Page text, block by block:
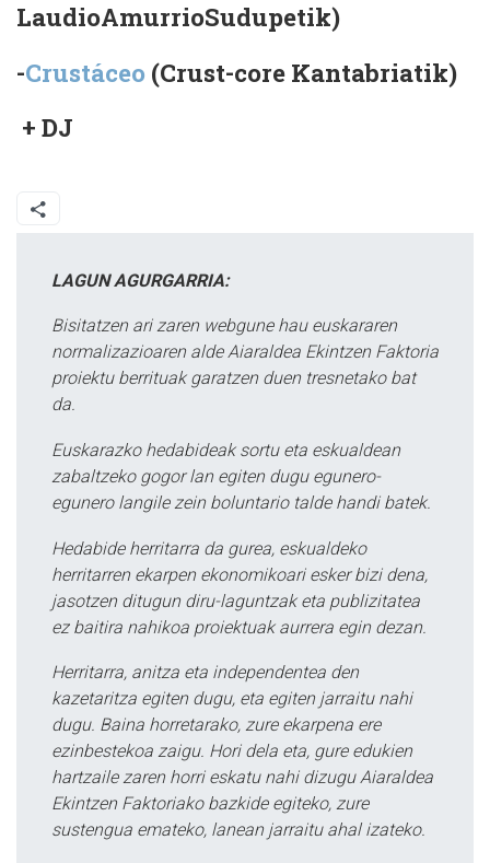
LaudioAmurrioSudupetik)
-Crustáceo (Crust-core Kantabriatik)
+ DJ
LAGUN AGURGARRIA:
Bisitatzen ari zaren webgune hau euskararen
normalizazioaren alde Aiaraldea Ekintzen Faktoria
proiektu berrituak garatzen duen tresnetako bat
da.
Euskarazko hedabideak sortu eta eskualdean
zabaltzeko gogor lan egiten dugu egunero-
egunero langile zein boluntario talde handi batek.
Hedabide herritarra da gurea, eskualdeko
herritarren ekarpen ekonomikoari esker bizi dena,
jasotzen ditugun diru-laguntzak eta publizitatea
ez baitira nahikoa proiektuak aurrera egin dezan.
Herritarra, anitza eta independentea den
kazetaritza egiten dugu, eta egiten jarraitu nahi
dugu. Baina horretarako, zure ekarpena ere
ezinbestekoa zaigu. Hori dela eta, gure edukien
hartzaile zaren horri eskatu nahi dizugu Aiaraldea
Ekintzen Faktoriako bazkide egiteko, zure
sustengua emateko, lanean jarraitu ahal izateko.